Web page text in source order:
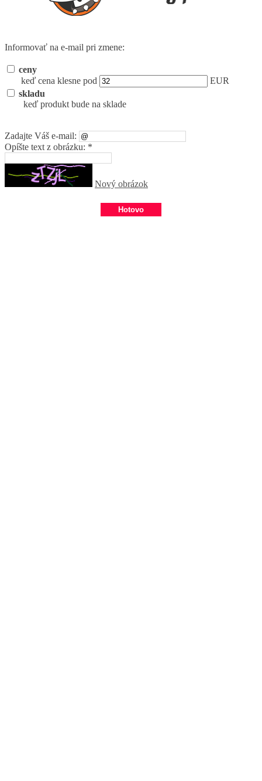
Informovať na e-mail pri zmene:
ceny
keď cena klesne pod
EUR
skladu
keď produkt bude na sklade
Zadajte Váš e-mail:
Opíšte text z obrázku: *
Nový obrázok